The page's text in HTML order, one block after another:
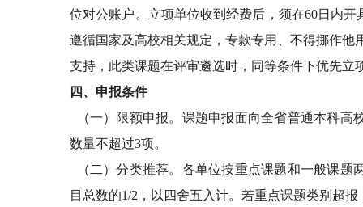
位对公账户。立项单位收到经费后，须在60日内开
遵循国家及高校相关规定，专款专用、不得挪作
支持，此类课题在评审遴选时，同等条件下优先立
四、申报条件
（一）限额申报。课题申报面向全省普通本科
数量不超过3项。
（二）分类推荐。各单位按重点课题和一般课
目总数的1/2 ，以四舍五入计。若重点课题类别超